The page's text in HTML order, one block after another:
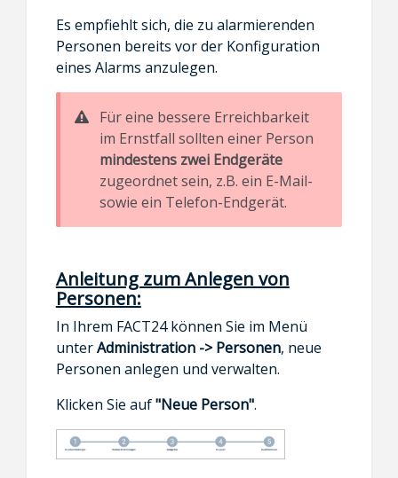
Es empfiehlt sich, die zu alarmierenden
Personen bereits vor der Konfiguration
eines Alarms anzulegen.
Für eine bessere Erreichbarkeit
im Ernstfall sollten einer Person
mindestens zwei Endgeräte
zugeordnet sein, z.B. ein E-Mail-
sowie ein Telefon-Endgerät.
Anleitung zum Anlegen von
Personen:
In Ihrem FACT24 können Sie im Menü
unterAdministration -> Personen, neue
Personen anlegen und verwalten.
Klicken Sie auf"Neue Person".